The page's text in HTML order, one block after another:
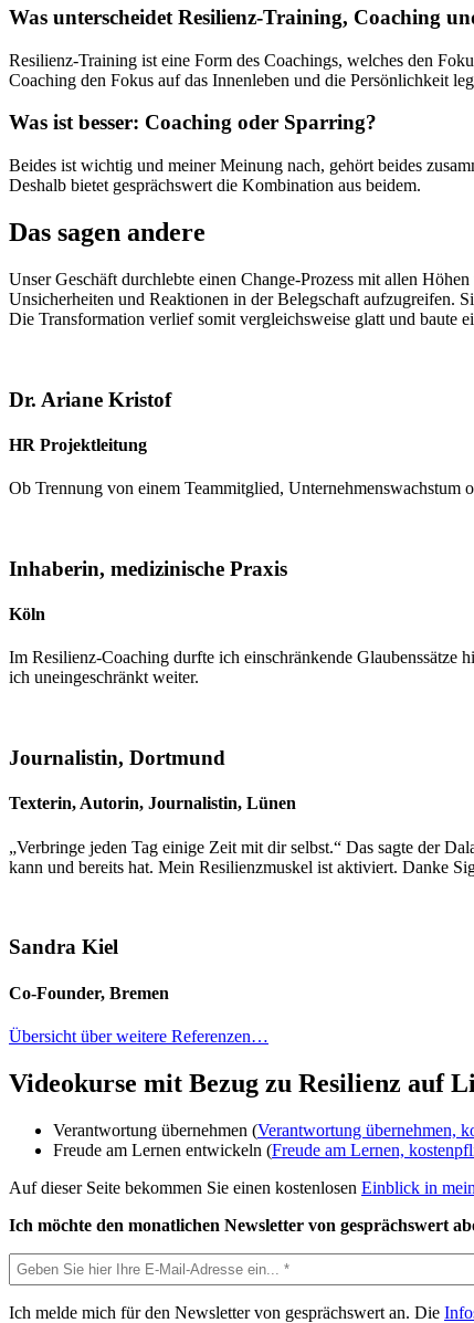
Was unterscheidet Resilienz-Training, Coaching
Resilienz-Training ist eine Form des Coachings, welches den
Coaching den Fokus auf das Innenleben und die Persönlichkeit
Was ist besser: Coaching oder Sparring?
Beides ist wichtig und meiner Meinung nach, gehört beides
Deshalb bietet gesprächswert die Kombination aus beidem.
Das sagen andere
Unser Geschäft durchlebte einen Change-Prozess mit allen
Unsicherheiten und Reaktionen in der Belegschaft aufzugreifen.
Die Transformation verlief somit vergleichsweise glatt und baute
Dr. Ariane Kristof
HR Projektleitung
Ob Trennung von einem Teammitglied, Unternehmenswachstum
Inhaberin, medizinische Praxis
Köln
Im Resilienz-Coaching durfte ich einschränkende Glaubenssätze
ich uneingeschränkt weiter.
Journalistin, Dortmund
Texterin, Autorin, Journalistin, Lünen
„Verbringe jeden Tag einige Zeit mit dir selbst.“ Das sagte der
kann und bereits hat. Mein Resilienzmuskel ist aktiviert. Danke
Sandra Kiel
Co-Founder, Bremen
Übersicht über weitere Referenzen…
Videokurse mit Bezug zu Resilienz auf
Verantwortung übernehmen (Verantwortung übernehmen,
Freude am Lernen entwickeln (Freude am Lernen,
Auf dieser Seite bekommen Sie einen kostenlosen Einblick in
Ich möchte den monatlichen Newsletter von gesprächswert
Ich melde mich für den Newsletter von gesprächswert an. Die